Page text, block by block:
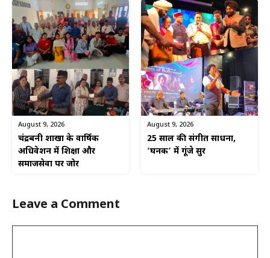
August 9, 2026
चंद्रबनी शाखा के वार्षिक
अधिवेशन में शिक्षा और
समाजसेवा पर जोर
August 9, 2026
25 साल की संगीत साधना,
‘घनक’ में गूंजे सुर
Leave a Comment